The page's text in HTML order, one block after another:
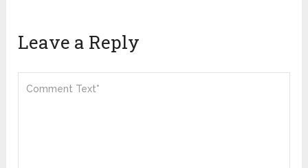
Leave a Reply